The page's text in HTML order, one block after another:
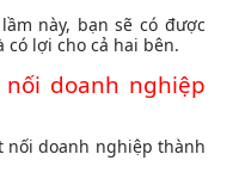
này, bạn sẽ có được
có lợi cho cả hai bên.
doanh nghiệp
nối doanh nghiệp thành